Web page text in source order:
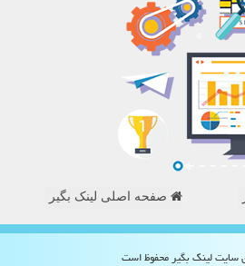
صفحه اصلی لینک بگیر